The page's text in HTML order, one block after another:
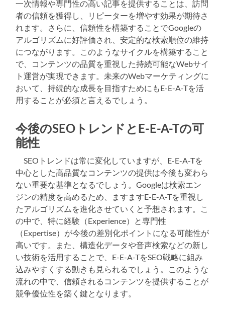
一次情報や専門性の高い記事を提供することは、訪問
者の信頼を獲得し、リピーターを増やす効果が期待さ
れます。さらに、信頼性を構築することでGoogleの
アルゴリズムに好評価され、安定的な検索順位の維持
につながります。このようなサイクルを構築すること
で、コンテンツの品質を重視した持続可能なWebサイ
ト運営が実現できます。未来のWebマーケティングに
おいて、持続的な成長を目指すためにもE-E-A-Tを活
用することが必須と言えるでしょう。
今後のSEOトレンドとE-E-A-Tの可
能性
SEOトレンドは常に変化していますが、E-E-A-Tを
中心とした高品質なコンテンツの提供は今後も変わら
ない重要な基準となるでしょう。Googleは検索エン
ジンの精度を高めるため、ますますE-E-A-Tを重視し
たアルゴリズムを進化させていくと予想されます。こ
の中で、特に経験（Experience）と専門性
（Expertise）が今後の差別化ポイントになる可能性が
高いです。また、構造化データや音声検索などの新し
い技術を活用することで、E-E-A-TをSEO戦略に組み
込みやすくする動きも見られるでしょう。このような
流れの中で、信頼されるコンテンツを提供することが
競争優位性を築く鍵となります。